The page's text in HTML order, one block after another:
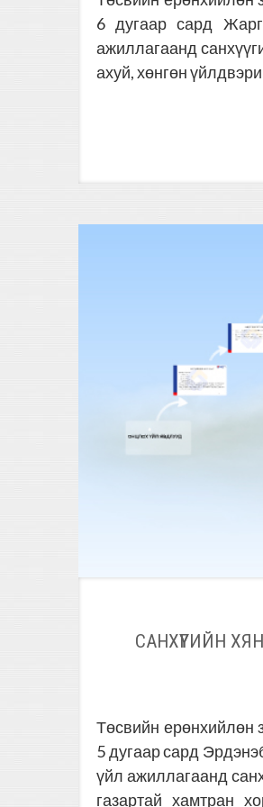
6 дугаар сард
ажиллагаанд
ахуй, хөнгөн
САНХҮҮГИЙН
Төсвийн ерөнхийлөн
5 дугаар сард
үйл ажиллагаанд
газартай хамтран